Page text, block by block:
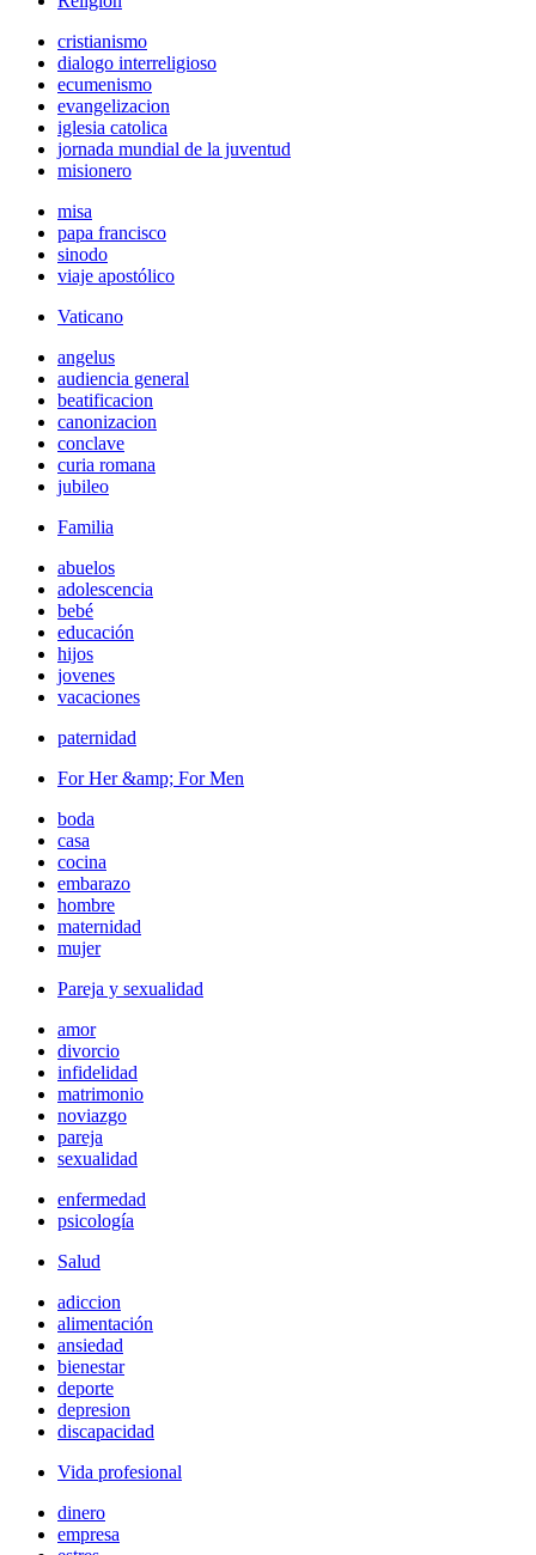
cristianismo
dialogo interreligioso
ecumenismo
evangelizacion
iglesia catolica
jornada mundial de la juventud
misionero
misa
papa francisco
sinodo
viaje apostólico
Vaticano
angelus
audiencia general
beatificacion
canonizacion
conclave
curia romana
jubileo
Familia
abuelos
adolescencia
bebé
educación
hijos
jovenes
vacaciones
paternidad
For Her &amp; For Men
boda
casa
cocina
embarazo
hombre
maternidad
mujer
Pareja y sexualidad
amor
divorcio
infidelidad
matrimonio
noviazgo
pareja
sexualidad
enfermedad
psicología
Salud
adiccion
alimentación
ansiedad
bienestar
deporte
depresion
discapacidad
Vida profesional
dinero
empresa